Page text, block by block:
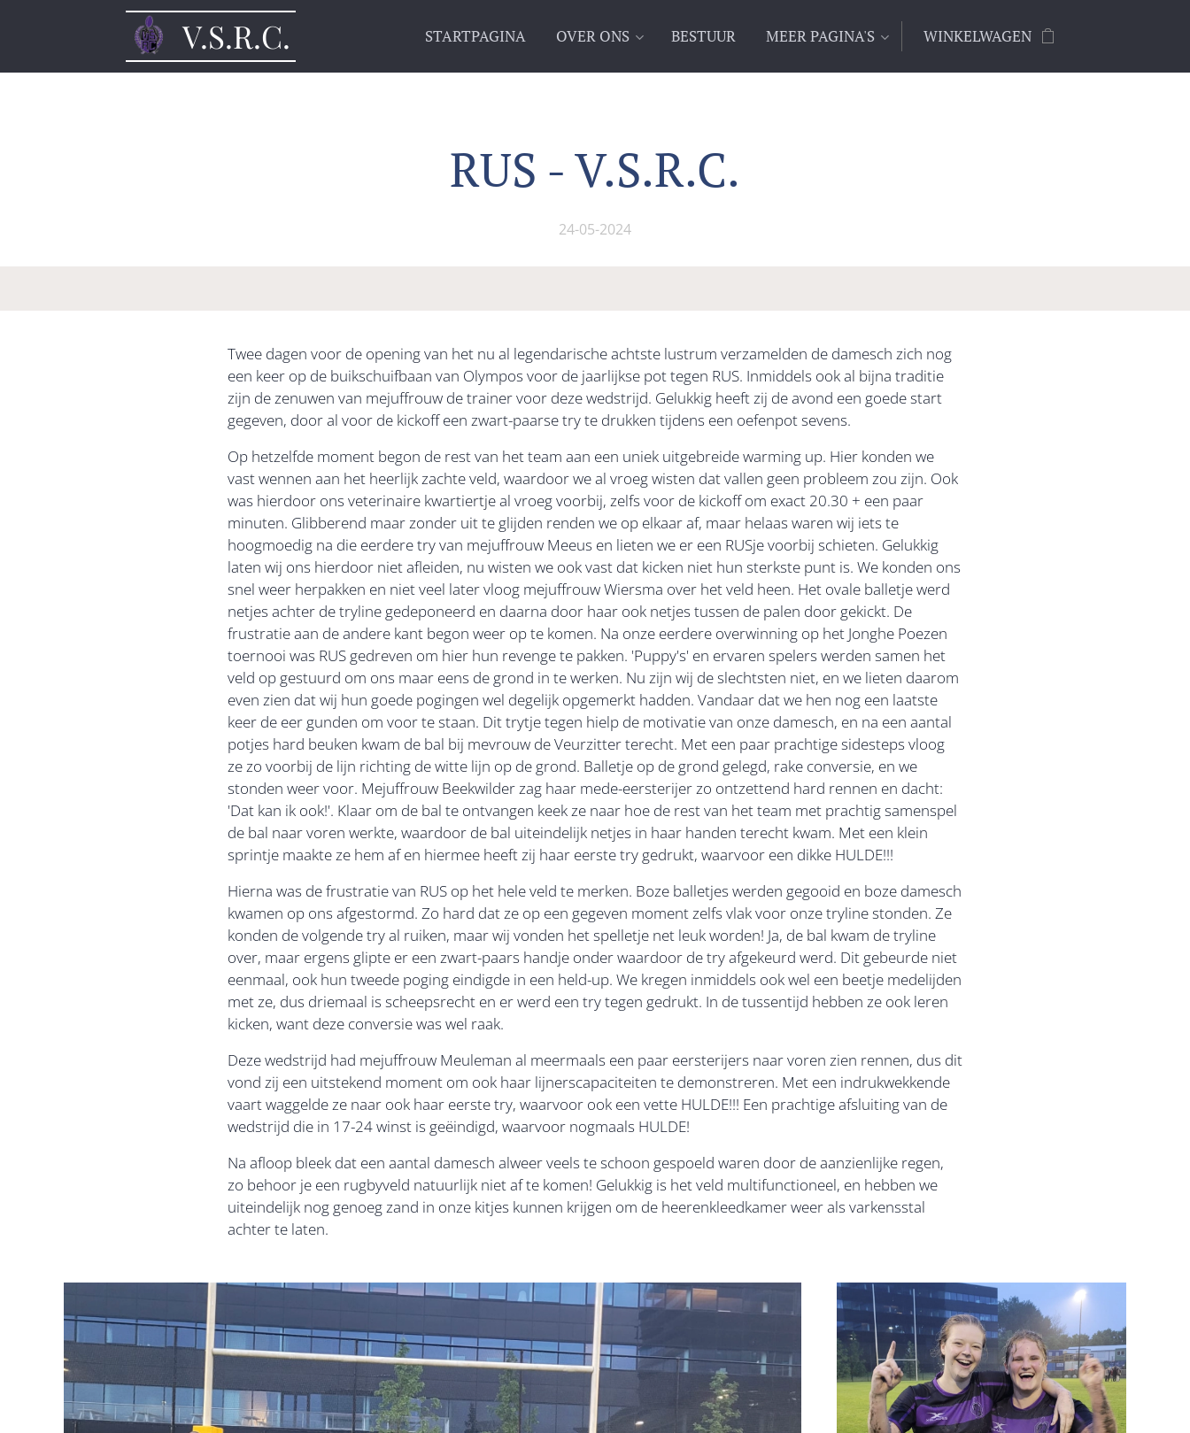
V.S.R.C. STARTPAGINA OVER ONS BESTUUR MEER PAGINA'S WINKELWAGEN
RUS - V.S.R.C.
24-05-2024
Twee dagen voor de opening van het nu al legendarische achtste lustrum verzamelden de damesch zich nog
een keer op de buikschuifbaan van Olympos voor de jaarlijkse pot tegen RUS. Inmiddels ook al bijna traditie
zijn de zenuwen van mejuffrouw de trainer voor deze wedstrijd. Gelukkig heeft zij de avond een goede start
gegeven, door al voor de kickoff een zwart-paarse try te drukken tijdens een oefenpot sevens.
Op hetzelfde moment begon de rest van het team aan een uniek uitgebreide warming up. Hier konden we
vast wennen aan het heerlijk zachte veld, waardoor we al vroeg wisten dat vallen geen probleem zou zijn. Ook
was hierdoor ons veterinaire kwartiertje al vroeg voorbij, zelfs voor de kickoff om exact 20.30 + een paar
minuten. Glibberend maar zonder uit te glijden renden we op elkaar af, maar helaas waren wij iets te
hoogmoedig na die eerdere try van mejuffrouw Meeus en lieten we er een RUSje voorbij schieten. Gelukkig
laten wij ons hierdoor niet afleiden, nu wisten we ook vast dat kicken niet hun sterkste punt is. We konden ons
snel weer herpakken en niet veel later vloog mejuffrouw Wiersma over het veld heen. Het ovale balletje werd
netjes achter de tryline gedeponeerd en daarna door haar ook netjes tussen de palen door gekickt. De
frustratie aan de andere kant begon weer op te komen. Na onze eerdere overwinning op het Jonghe Poezen
toernooi was RUS gedreven om hier hun revenge te pakken. 'Puppy's' en ervaren spelers werden samen het
veld op gestuurd om ons maar eens de grond in te werken. Nu zijn wij de slechtsten niet, en we lieten daarom
even zien dat wij hun goede pogingen wel degelijk opgemerkt hadden. Vandaar dat we hen nog een laatste
keer de eer gunden om voor te staan. Dit trytje tegen hielp de motivatie van onze damesch, en na een aantal
potjes hard beuken kwam de bal bij mevrouw de Veurzitter terecht. Met een paar prachtige sidesteps vloog
ze zo voorbij de lijn richting de witte lijn op de grond. Balletje op de grond gelegd, rake conversie, en we
stonden weer voor. Mejuffrouw Beekwilder zag haar mede-eersterijer zo ontzettend hard rennen en dacht:
'Dat kan ik ook!'. Klaar om de bal te ontvangen keek ze naar hoe de rest van het team met prachtig samenspel
de bal naar voren werkte, waardoor de bal uiteindelijk netjes in haar handen terecht kwam. Met een klein
sprintje maakte ze hem af en hiermee heeft zij haar eerste try gedrukt, waarvoor een dikke HULDE!!!
Hierna was de frustratie van RUS op het hele veld te merken. Boze balletjes werden gegooid en boze damesch
kwamen op ons afgestormd. Zo hard dat ze op een gegeven moment zelfs vlak voor onze tryline stonden. Ze
konden de volgende try al ruiken, maar wij vonden het spelletje net leuk worden! Ja, de bal kwam de tryline
over, maar ergens glipte er een zwart-paars handje onder waardoor de try afgekeurd werd. Dit gebeurde niet
eenmaal, ook hun tweede poging eindigde in een held-up. We kregen inmiddels ook wel een beetje medelijden
met ze, dus driemaal is scheepsrecht en er werd een try tegen gedrukt. In de tussentijd hebben ze ook leren
kicken, want deze conversie was wel raak.
Deze wedstrijd had mejuffrouw Meuleman al meermaals een paar eersterijers naar voren zien rennen, dus dit
vond zij een uitstekend moment om ook haar lijnerscapaciteiten te demonstreren. Met een indrukwekkende
vaart waggelde ze naar ook haar eerste try, waarvoor ook een vette HULDE!!! Een prachtige afsluiting van de
wedstrijd die in 17-24 winst is geëindigd, waarvoor nogmaals HULDE!
Na afloop bleek dat een aantal damesch alweer veels te schoon gespoeld waren door de aanzienlijke regen,
zo behoor je een rugbyveld natuurlijk niet af te komen! Gelukkig is het veld multifunctioneel, en hebben we
uiteindelijk nog genoeg zand in onze kitjes kunnen krijgen om de heerenkleedkamer weer als varkensstal
achter te laten.